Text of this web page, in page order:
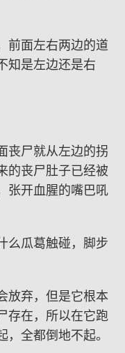
前面左右两边的道
知是左边还是右
丧尸就从左边的拐
的丧尸肚子已经被
张开血腥的嘴巴吼
么瓜葛触碰，脚步
放弃，但是它根本
存在，所以在它跑
全都倒地不起。